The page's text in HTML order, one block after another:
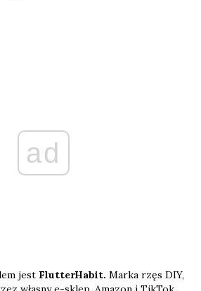
ad
jest FlutterHabit. Marka rzęs DIY,